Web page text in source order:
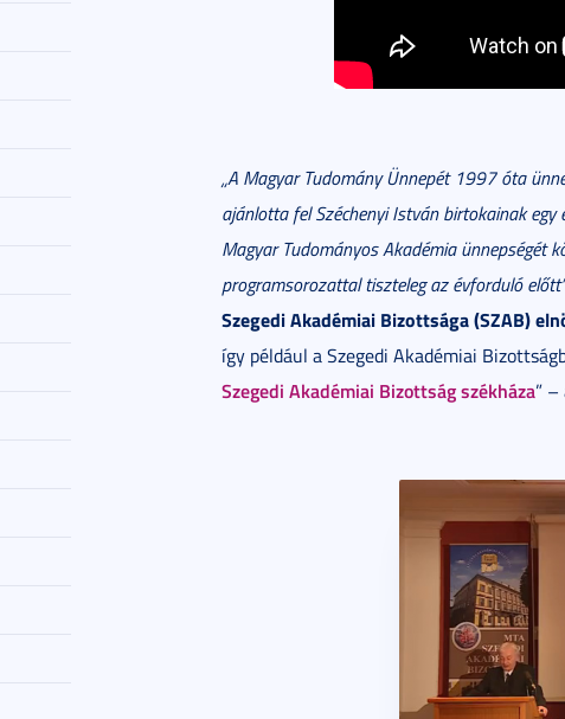
„A Magyar Tudomány Ünnepét 1997 óta
ajánlotta fel Széchenyi István birtokainak
Magyar Tudományos Akadémia ünnepségét
programsorozattal tiszteleg az évforduló előtt”
Szegedi Akadémiai Bizottsága (SZAB)
így például a Szegedi Akadémiai
Szegedi Akadémiai Bizottság székháza”